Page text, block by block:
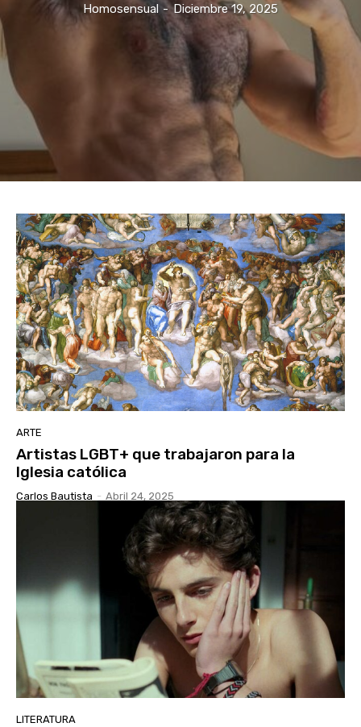
Homosensual - Diciembre 19, 2025
ARTE
Artistas LGBT+ que trabajaron para la
Iglesia católica
Carlos Bautista - Abril 24, 2025
LITERATURA